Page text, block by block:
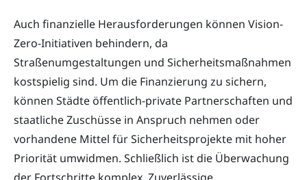
Auch finanzielle Herausforderungen können Vision-
Zero-Initiativen behindern, da
Straßenumgestaltungen und Sicherheitsmaßnahmen
kostspielig sind. Um die Finanzierung zu sichern,
können Städte öffentlich-private Partnerschaften und
staatliche Zuschüsse in Anspruch nehmen oder
vorhandene Mittel für Sicherheitsprojekte mit hoher
Priorität umwidmen. Schließlich ist die Überwachung